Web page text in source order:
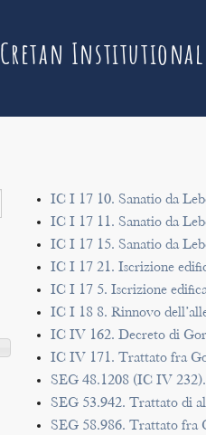
Cretan
IC I 17 10. Sanatio da
IC I 17 11. Sanatio da
IC I 17 15. Sanatio da
IC I 17 21. Iscrizione
IC I 17 5. Iscrizione
IC I 18 8. Rinnovo
IC IV 162. Decreto di
IC IV 171. Trattato fra
SEG 48.1208 (IC IV
SEG 53.942. Trattato di
SEG 58.986. Trattato fra